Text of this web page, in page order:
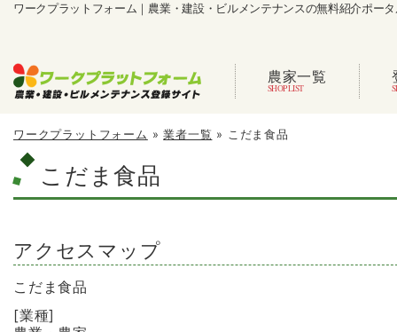
ワークプラットフォーム｜農業・建設・ビルメンテナンスの無料紹介ポー
農家一覧
ワークプラットフォーム »業者一覧 » こだま食品
こだま食品
アクセスマップ
こだま食品
[業種]